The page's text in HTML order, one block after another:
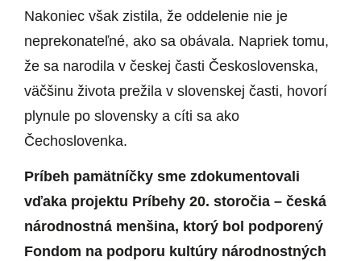
Nakoniec však zistila, že oddelenie nie je
neprekonateľné, ako sa obávala. Napriek tomu,
že sa narodila v českej časti Československa,
väčšinu života prežila v slovenskej časti, hovorí
plynule po slovensky a cíti sa ako
Čechoslovenka.
Príbeh pamätníčky sme zdokumentovali
vďaka projektu Príbehy 20. storočia – česká
národnostná menšina, ktorý bol podporený
Fondom na podporu kultúry národnostných